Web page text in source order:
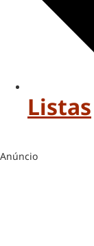
Listas
Anúncio